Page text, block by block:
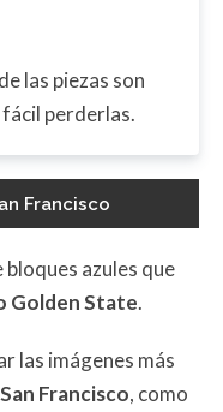
las piezas son
fácil perderlas.
Francisco
bloques azules que
Golden State.
las imágenes más
Francisco, como